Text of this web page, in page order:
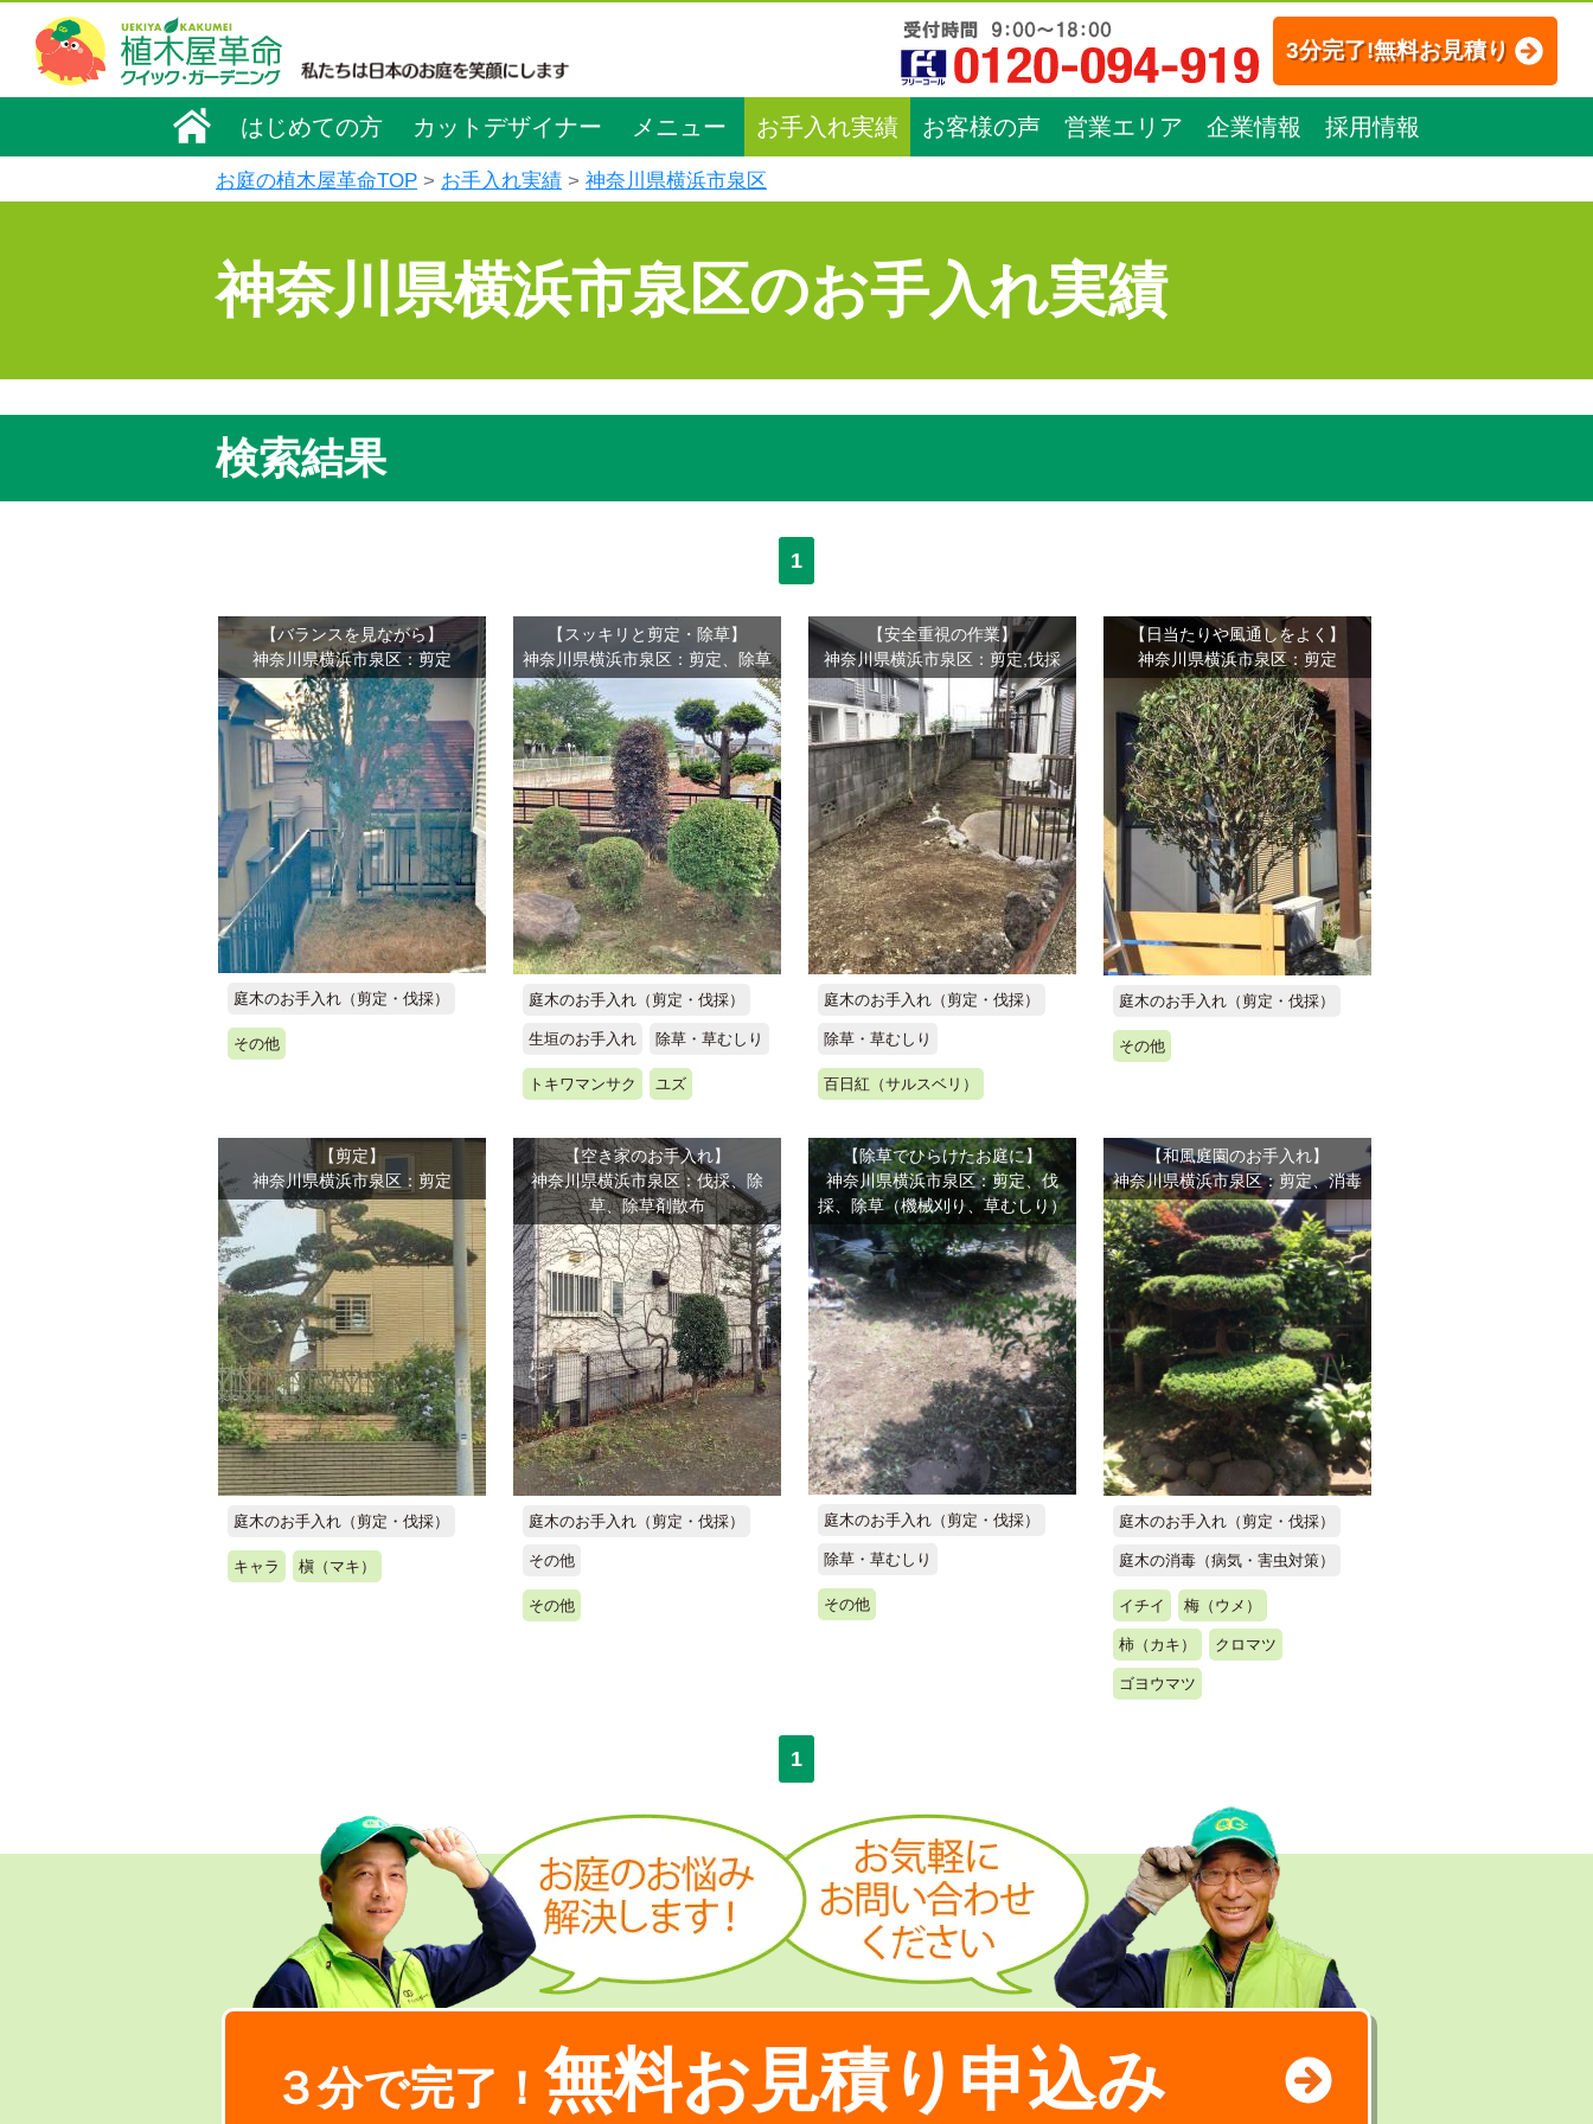
3分完了!無料お見積り
はじめての方 カットデザイナー メニュー お手入れ実績 お客様の声 営業エリア 企業情報 採用情報
お庭の植木屋革命TOP お手入れ実績 神奈川県横浜市泉区
神奈川県横浜市泉区のお手入れ実績
検索結果
1
【バランスを見ながら】
神奈川県横浜市泉区：剪定
庭木のお手入れ（剪定・伐採）
その他
【スッキリと剪定・除草】
神奈川県横浜市泉区：剪定、除草
庭木のお手入れ（剪定・伐採）
生垣のお手入れ 除草・草むしり
トキワマンサク ユズ
【安全重視の作業】
神奈川県横浜市泉区：剪定,伐採
庭木のお手入れ（剪定・伐採）
除草・草むしり
百日紅（サルスベリ）
【日当たりや風通しをよく】
神奈川県横浜市泉区：剪定
庭木のお手入れ（剪定・伐採）
その他
【剪定】
神奈川県横浜市泉区：剪定
庭木のお手入れ（剪定・伐採）
キャラ 槇（マキ）
【空き家のお手入れ】
神奈川県横浜市泉区：伐採、除
草、除草剤散布
庭木のお手入れ（剪定・伐採）
その他
その他
【除草でひらけたお庭に】
神奈川県横浜市泉区：剪定、伐
採、除草（機械刈り、草むしり）
庭木のお手入れ（剪定・伐採）
除草・草むしり
その他
【和風庭園のお手入れ】
神奈川県横浜市泉区：剪定、消毒
庭木のお手入れ（剪定・伐採）
庭木の消毒（病気・害虫対策）
イチイ 梅（ウメ）
柿（カキ） クロマツ
ゴヨウマツ
1
３分で完了！ 無料お見積り申込み